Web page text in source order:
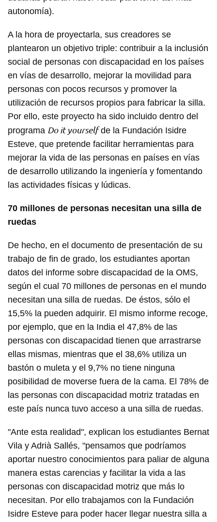
autonomía).
A la hora de proyectarla, sus creadores se
plantearon un objetivo triple: contribuir a la inclusión
social de personas con discapacidad en los países
en vías de desarrollo, mejorar la movilidad para
personas con pocos recursos y promover la
utilización de recursos propios para fabricar la silla.
Por ello, este proyecto ha sido incluido dentro del
programa Do it yourselfde la Fundación Isidre
Esteve, que pretende facilitar herramientas para
mejorar la vida de las personas en países en vías
de desarrollo utilizando la ingeniería y fomentando
las actividades físicas y lúdicas.
70 millones de personas necesitan una silla de
ruedas
De hecho, en el documento de presentación de su
trabajo de fin de grado, los estudiantes aportan
datos del informe sobre discapacidad de la OMS,
según el cual 70 millones de personas en el mundo
necesitan una silla de ruedas. De éstos, sólo el
15,5% la pueden adquirir. El mismo informe recoge,
por ejemplo, que en la India el 47,8% de las
personas con discapacidad tienen que arrastrarse
ellas mismas, mientras que el 38,6% utiliza un
bastón o muleta y el 9,7% no tiene ninguna
posibilidad de moverse fuera de la cama. El 78% de
las personas con discapacidad motriz tratadas en
este país nunca tuvo acceso a una silla de ruedas.
"Ante esta realidad", explican los estudiantes Bernat
Vila y Adrià Sallés, "pensamos que podríamos
aportar nuestro conocimientos para paliar de alguna
manera estas carencias y facilitar la vida a las
personas con discapacidad motriz que más lo
necesitan. Por ello trabajamos con la Fundación
Isidre Esteve para poder hacer llegar nuestra silla a